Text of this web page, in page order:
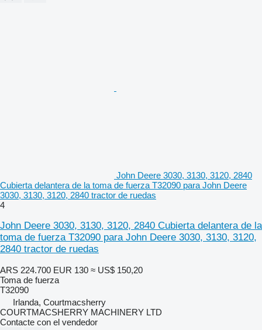
John Deere 3030, 3130, 3120, 2840
Cubierta delantera de la toma de fuerza T32090 para John Deere
3030, 3130, 3120, 2840 tractor de ruedas
4
John Deere 3030, 3130, 3120, 2840 Cubierta delantera de la
toma de fuerza T32090 para John Deere 3030, 3130, 3120,
2840 tractor de ruedas
ARS 224.700 EUR 130 ≈ US$ 150,20
Toma de fuerza
T32090
Irlanda, Courtmacsherry
COURTMACSHERRY MACHINERY LTD
Contacte con el vendedor